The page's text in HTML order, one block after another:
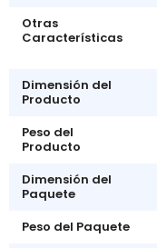
Otras
Características
Dimensión del
Producto
Peso del
Producto
Dimensión del
Paquete
Peso del Paquete